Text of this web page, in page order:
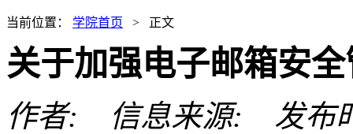
当前位置： 学院首页 > 正文
关于加强电子邮箱安
作者: 信息来源: 发布